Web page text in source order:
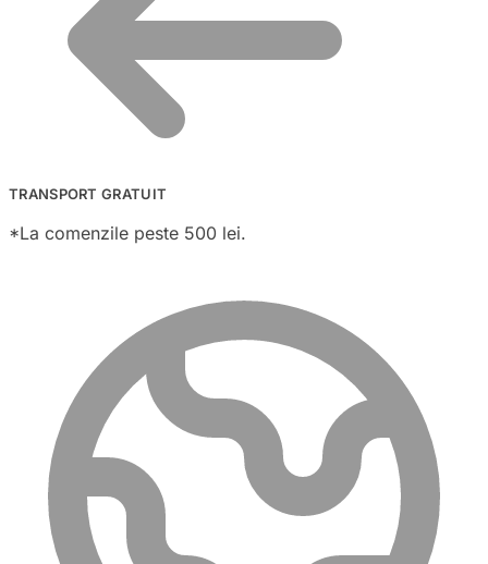
TRANSPORT GRATUIT
*La comenzile peste 500 lei.